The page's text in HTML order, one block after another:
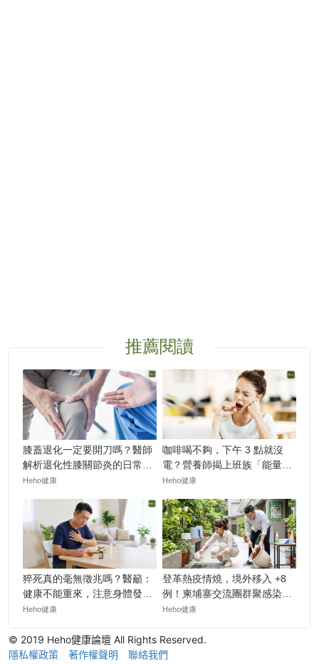
© 2019 Heho健康論壇 All Rights Reserved.
隱私權政策
著作權聲明 聯絡我們